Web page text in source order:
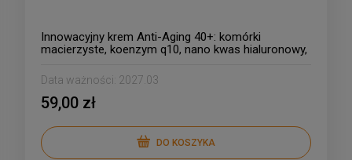
Innowacyjny krem Anti-Aging 40+: komórki
macierzyste, koenzym q10, nano kwas hialuronowy,
Data ważności: 2027.03
59,00 zł
DO KOSZYKA